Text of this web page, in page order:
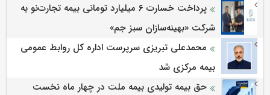
پرداخت خسارت ۶ میلیارد تومانی بیمه تجارت‌نو به
شرکت «بهینه‌سازان سبز جم»
محمدعلی تبریزی سرپرست اداره كل روابط عمومی
بیمه مركزی شد
حق بیمه تولیدی بیمه ملت در چهار ماه نخست